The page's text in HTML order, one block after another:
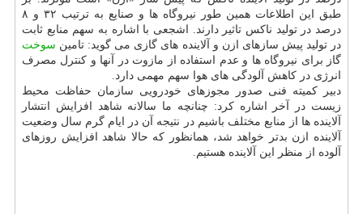
طبق این اطلاعات همین طور نیروگاه ها و صنایع به ترتیب ۳۲ و ۸
درصد در تولید ناکس تاثیر دارند. اشجعی با اشاره به سهم منابع ثابت
در تولید پیش سازهای ازن و آلاینده های گازی می گوید: تامین سوخت
گاز برای نیروگاه ها و عدم استفاده از مازوت در آنها و کنترل مصرف
انرژی در کاهش آلودگی های هوا سهم مهمی دارد.
دبیر کمیته فنی صدور مجوزهای خودرویی سازمان حفاظت محیط
زیست در آخر اشاره کرد: چنانچه ما سالانه شاهد افزایش انتشار
آلاینده ها از منابع مختلف باشیم در نتیجه آن در ایام گرم سال وضعیت
آلاینده ازن بدتر خواهد شد، همانظور که حالا شاهد افزایش روزهای
آلوده از منظر این آلاینده هستیم.